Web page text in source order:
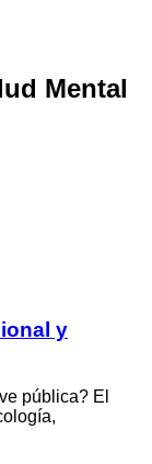
Mental
y
pública? El